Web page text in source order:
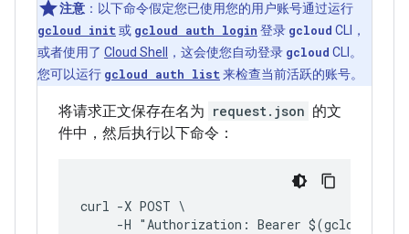
注意 ：以下命令假定您已使用您的用户账号通过运行
gcloud init 或 gcloud auth login 登录 gcloud CLI，
或者使用了 Cloud Shell ，这会使您自动登录 gcloud CLI。
您可以运行 gcloud auth list 来检查当前活跃的账号。
将请求正文保存在名为 request.json 的文
件中，然后执行以下命令：
curl -X POST \
-H "Authorization: Bearer $(gcloud